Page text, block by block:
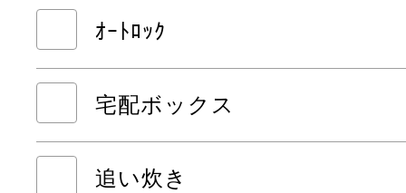
ｵｰﾄﾛｯｸ
宅配ボックス
追い炊き